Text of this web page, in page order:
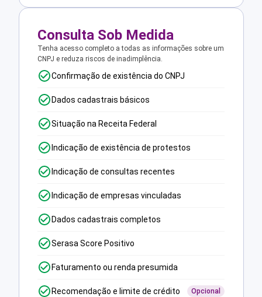
Consulta Sob Medida
Tenha acesso completo a todas as informações sobre um
CNPJ e reduza riscos de inadimplência.
Confirmação de existência do CNPJ
Dados cadastrais básicos
Situação na Receita Federal
Indicação de existência de protestos
Indicação de consultas recentes
Indicação de empresas vinculadas
Dados cadastrais completos
Serasa Score Positivo
Faturamento ou renda presumida
Recomendação e limite de crédito Opcional